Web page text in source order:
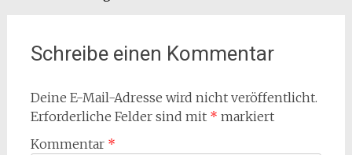
Schreibe einen Kommentar
Deine E-Mail-Adresse wird nicht veröffentlicht.
Erforderliche Felder sind mit * markiert
Kommentar *